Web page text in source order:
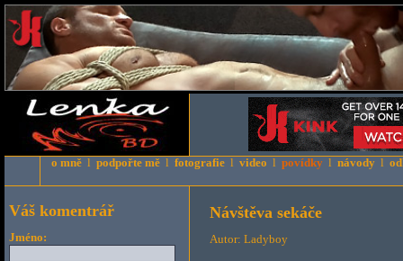
o mně l podpořte mě l fotografie l video l povídky l návody l
Návštěva sekáče
Autor: Ladyboy
Váš komentrář
Jméno: